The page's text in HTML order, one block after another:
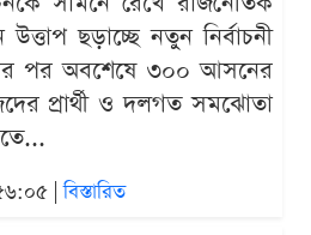
উত্তাপ ছড়াচ্ছে নতুন নির্বাচনী
পর অবশেষে ৩০০ আসনের
প্রার্থী ও দলগত সমঝোতা
|বিস্তারিত